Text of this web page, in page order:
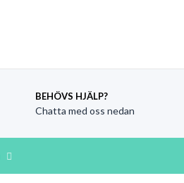
BEHÖVS HJÄLP?
Chatta med oss nedan